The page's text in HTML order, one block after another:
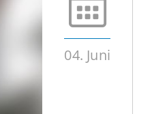
04. Juni